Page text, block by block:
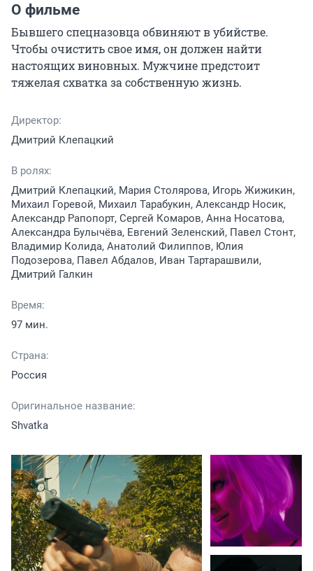
О фильме
Бывшего спецназовца обвиняют в убийстве.
Чтобы очистить свое имя, он должен найти
настоящих виновных. Мужчине предстоит
тяжелая схватка за собственную жизнь.
Директор:
Дмитрий Клепацкий
В ролях:
Дмитрий Клепацкий, Мария Столярова, Игорь Жижикин,
Михаил Горевой, Михаил Тарабукин, Александр Носик,
Александр Рапопорт, Сергей Комаров, Анна Носатова,
Александра Булычёва, Евгений Зеленский, Павел Стонт,
Владимир Колида, Анатолий Филиппов, Юлия
Подозерова, Павел Абдалов, Иван Тартарашвили,
Дмитрий Галкин
Время:
97 мин.
Страна:
Россия
Оригинальное название:
Shvatka